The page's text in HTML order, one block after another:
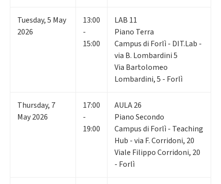
Tuesday,5 May
2026
13:00
-
15:00
LAB 11
Piano Terra
Campus di Forlì - DIT.Lab -
via B. Lombardini 5
Via Bartolomeo
Lombardini, 5 - Forlì
Thursday, 7
May 2026
17:00
-
19:00
AULA 26
Piano Secondo
Campus di Forlì - Teaching
Hub - via F. Corridoni, 20
Viale Filippo Corridoni, 20
- Forlì